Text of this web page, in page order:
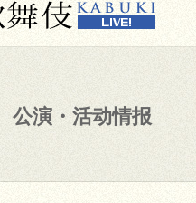
公演・活动情报